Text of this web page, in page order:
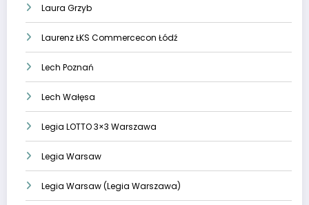
Laura Grzyb
Laurenz ŁKS Commercecon Łódź
Lech Poznań
Lech Wałęsa
Legia LOTTO 3×3 Warszawa
Legia Warsaw
Legia Warsaw (Legia Warszawa)